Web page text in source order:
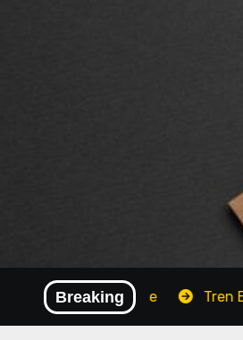
Breaking
Fashionable Tren Brand